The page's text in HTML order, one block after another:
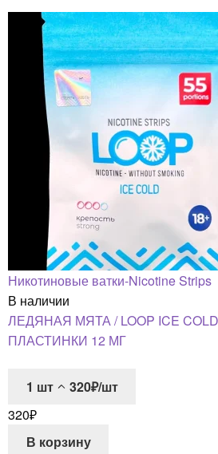
Никотиновые ватки-Nicotine Strips
В наличии
ЛЕДЯНАЯ МЯТА / LOOP ICE
ПЛАСТИНКИ 12 МГ
1 шт
320₽/шт
320₽
В корзину